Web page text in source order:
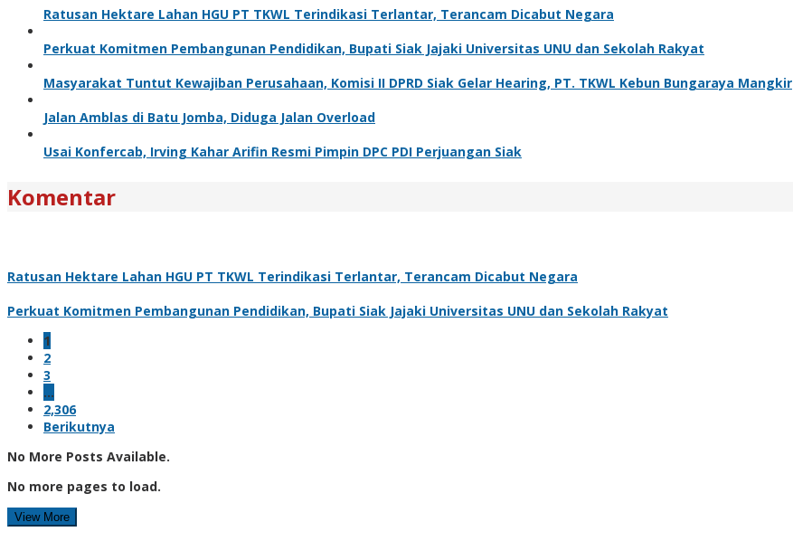
Ratusan Hektare Lahan HGU PT TKWL Terindikasi Terlantar, Terancam Dicabut Negara
Perkuat Komitmen Pembangunan Pendidikan, Bupati Siak Jajaki Universitas UNU dan Sekolah Rakyat
Masyarakat Tuntut Kewajiban Perusahaan, Komisi II DPRD Siak Gelar Hearing, PT. TKWL Kebun Bungaraya Mangkir
Jalan Amblas di Batu Jomba, Diduga Jalan Overload
Usai Konfercab, Irving Kahar Arifin Resmi Pimpin DPC PDI Perjuangan Siak
Komentar
Ratusan Hektare Lahan HGU PT TKWL Terindikasi Terlantar, Terancam Dicabut Negara
Perkuat Komitmen Pembangunan Pendidikan, Bupati Siak Jajaki Universitas UNU dan Sekolah Rakyat
1
2
3
…
2,306
Berikutnya
No More Posts Available.
No more pages to load.
View More